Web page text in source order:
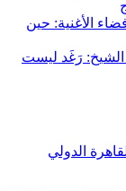
الأغنية: حين
الشيخ: رَغَد ليست
الدولي